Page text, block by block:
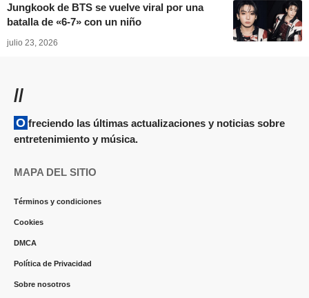
Jungkook de BTS se vuelve viral por una
batalla de «6-7» con un niño
julio 23, 2026
//
Ofreciendo las últimas actualizaciones y noticias sobre
entretenimiento y música.
MAPA DEL SITIO
Términos y condiciones
Cookies
DMCA
Política de Privacidad
Sobre nosotros